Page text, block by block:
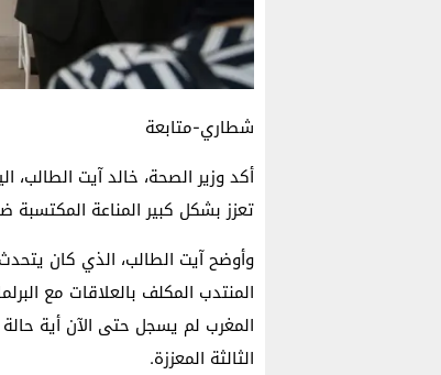
شطاري-متابعة
تعزز بشكل كبير المناعة المكتسبة
وأوضح آيت الطالب، الذي كان
المنتدب المكلف بالعلاقات مع
المغرب لم يسجل حتى الآن أية
الثالثة المعززة.